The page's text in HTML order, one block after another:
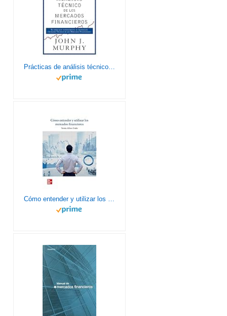
Prácticas de análisis técnico de los mercados financieros (COLECCION GESTION 2000)
Cómo entender y utilizar los mercados financieros - 9788448635411